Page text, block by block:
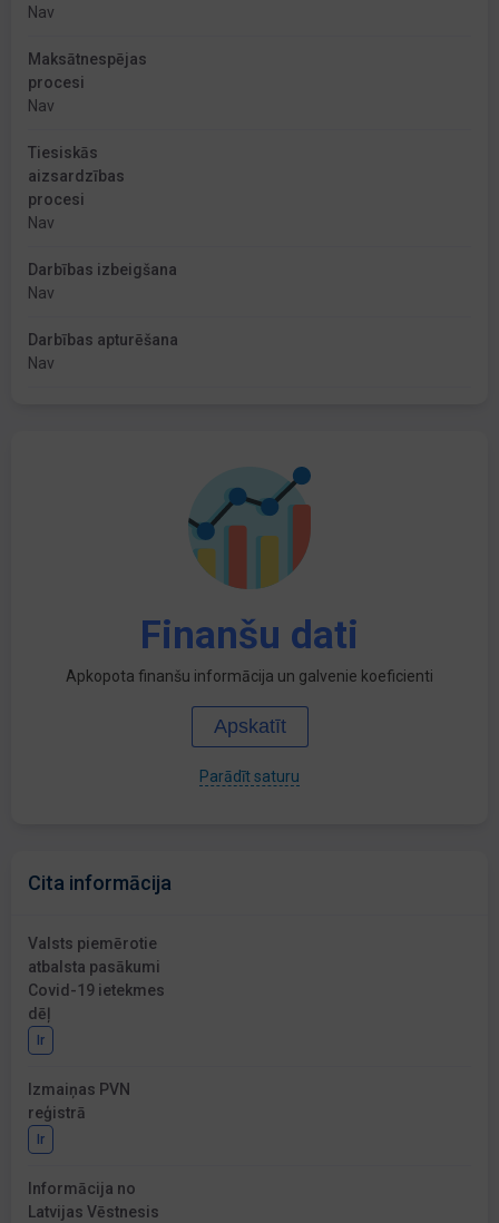
Nav
Maksātnespējas
procesi
Nav
Tiesiskās
aizsardzības
procesi
Nav
Darbības izbeigšana
Nav
Darbības apturēšana
Nav
Finanšu dati
Apkopota finanšu informācija un galvenie koeficienti
Apskatīt
Parādīt saturu
Cita informācija
Valsts piemērotie
atbalsta pasākumi
Covid-19 ietekmes
dēļ
Ir
Izmaiņas PVN
reģistrā
Ir
Informācija no
Latvijas Vēstnesis